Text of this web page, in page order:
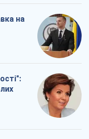
на